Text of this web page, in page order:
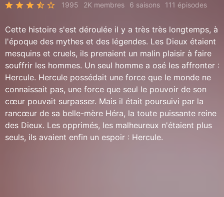
1995 2K membres 6 saisons 111 épisodes
Cette histoire s'est déroulée il y a très très longtemps, à
l'époque des mythes et des légendes. Les Dieux étaient
mesquins et cruels, ils prenaient un malin plaisir à faire
souffrir les hommes. Un seul homme a osé les affronter :
Hercule. Hercule possédait une force que le monde ne
connaissait pas, une force que seul le pouvoir de son
cœur pouvait surpasser. Mais il était poursuivi par la
rancœur de sa belle-mère Héra, la toute puissante reine
des Dieux. Les opprimés, les malheureux n'étaient plus
seuls, ils avaient enfin un espoir : Hercule.